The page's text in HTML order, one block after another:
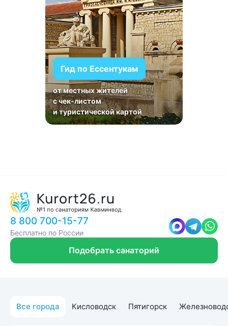
Гид по Ессентукам
от местных жителей
с чек-листом
и туристической картой
8 800 700-15-77
Бесплатно по России
Подобрать санаторий
Все города Кисловодск Пятигорск